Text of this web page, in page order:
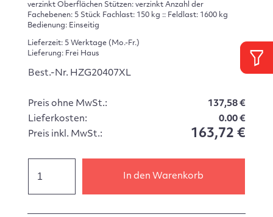
verzinkt Oberflächen Stützen: verzinkt Anzahl der
Fachebenen: 5 Stück Fachlast: 150 kg :: Feldlast: 1600 kg
Bedienung: Einseitig
Lieferzeit: 5 Werktage (Mo.-Fr.)
Lieferung: Frei Haus
Best.-Nr. HZG20407XL
Preis ohne MwSt.:
137,58 €
Lieferkosten:
0.00 €
Preis inkl. MwSt.:
163,72 €
In den Warenkorb